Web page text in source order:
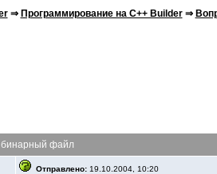
⇒ Программирование на C++ Builder⇒
бинарный файл
Отправлено:19.10.2004, 10:20